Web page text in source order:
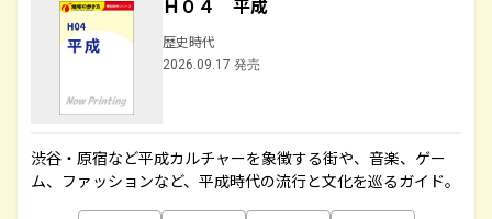
Ｈ０４ 平成
歴史時代
2026.09.17 発売
渋谷・原宿など平成カルチャーを象徴する街や、音楽、ゲー
ム、ファッションなど、平成時代の流行と文化を巡るガイド。